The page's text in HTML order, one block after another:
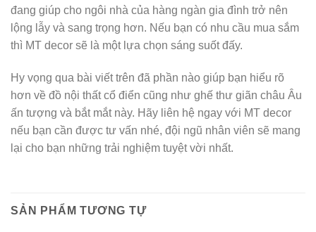
đang giúp cho ngôi nhà của hàng ngàn gia đình trở nên
lộng lẫy và sang trọng hơn. Nếu bạn có nhu cầu mua sắm
thì MT decor sẽ là một lựa chọn sáng suốt đấy.
Hy vọng qua bài viết trên đã phần nào giúp bạn hiểu rõ
hơn về đồ nội thất cổ điển cũng như ghế thư giãn châu Âu
ấn tượng và bắt mắt này. Hãy liên hệ ngay với MT decor
nếu bạn cần được tư vấn nhé, đội ngũ nhân viên sẽ mang
lại cho bạn những trải nghiệm tuyệt vời nhất.
SẢN PHẨM TƯƠNG TỰ